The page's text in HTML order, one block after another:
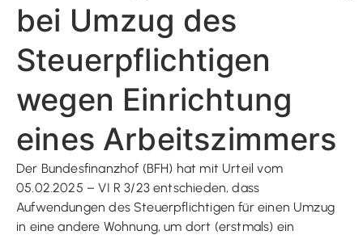
bei Umzug des
Steuerpflichtigen
wegen Einrichtung
eines Arbeitszimmers
Der Bundesfinanzhof (BFH) hat mit Urteil vom
05.02.2025 – VI R 3/23 entschieden, dass
Aufwendungen des Steuerpflichtigen für einen Umzug
in eine andere Wohnung, um dort (erstmals) ein